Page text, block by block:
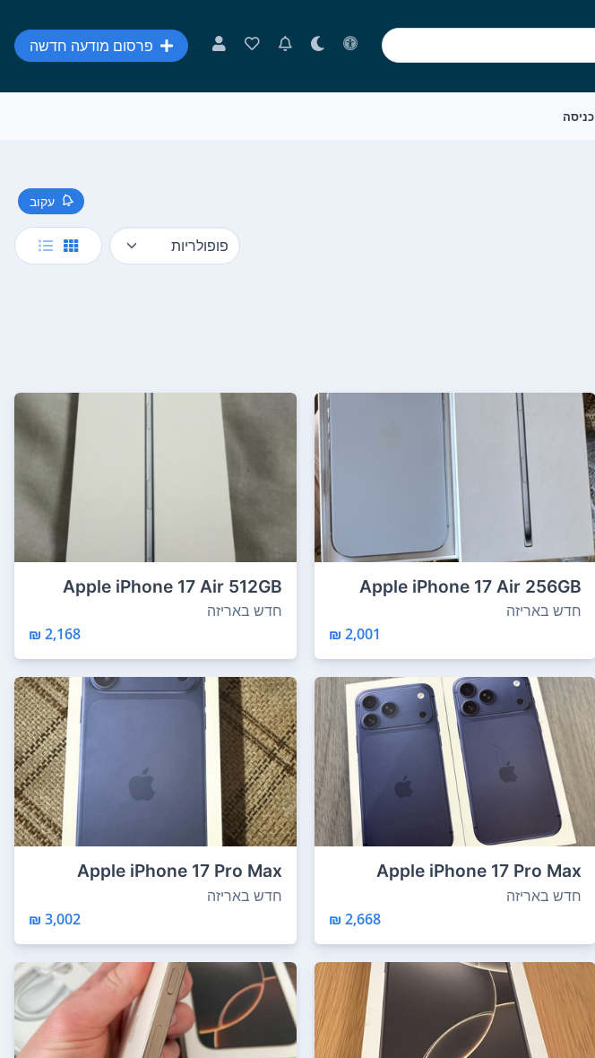
פרסום מודעה חדשה
כניסה
עקוב
Apple iPhone 17 Air 256GB
12GB RAM חדש ...
חדש באריזה
2,001 ₪
Apple iPhone 17 Air 512GB
12GB RAM חדש ...
חדש באריזה
2,168 ₪
Apple iPhone 17 Pro Max
256GB 12GB RAM N...
חדש באריזה
2,668 ₪
Apple iPhone 17 Pro Max
512GB 12GB RAM N...
חדש באריזה
3,002 ₪